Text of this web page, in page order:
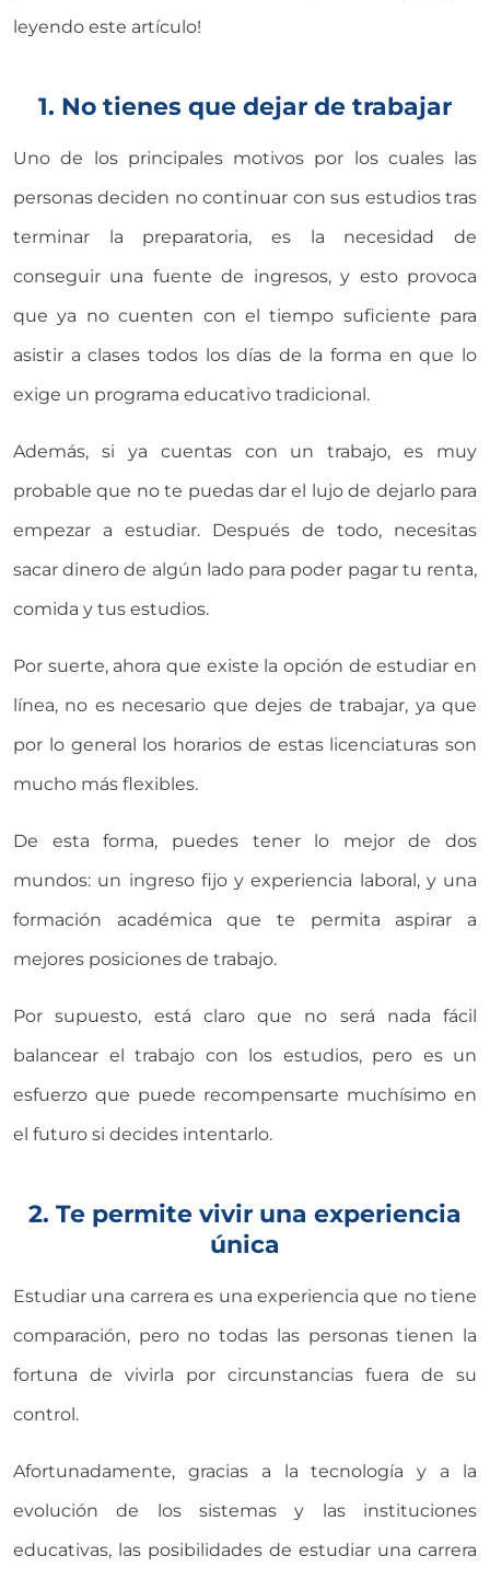
leyendo este artículo!
1. No tienes que dejar de trabajar
Uno de los principales motivos por los cuales las
personas deciden no continuar con sus estudios tras
terminar la preparatoria, es la necesidad de
conseguir una fuente de ingresos, y esto provoca
que ya no cuenten con el tiempo suficiente para
asistir a clases todos los días de la forma en que lo
exige un programa educativo tradicional.
Además, si ya cuentas con un trabajo, es muy
probable que no te puedas dar el lujo de dejarlo para
empezar a estudiar. Después de todo, necesitas
sacar dinero de algún lado para poder pagar tu renta,
comida y tus estudios.
Por suerte, ahora que existe la opción de estudiar en
línea, no es necesario que dejes de trabajar, ya que
por lo general los horarios de estas licenciaturas son
mucho más flexibles.
De esta forma, puedes tener lo mejor de dos
mundos: un ingreso fijo y experiencia laboral, y una
formación académica que te permita aspirar a
mejores posiciones de trabajo.
Por supuesto, está claro que no será nada fácil
balancear el trabajo con los estudios, pero es un
esfuerzo que puede recompensarte muchísimo en
el futuro si decides intentarlo.
2. Te permite vivir una experiencia
única
Estudiar una carrera es una experiencia que no tiene
comparación, pero no todas las personas tienen la
fortuna de vivirla por circunstancias fuera de su
control.
Afortunadamente, gracias a la tecnología y a la
evolución de los sistemas y las instituciones
educativas, las posibilidades de estudiar una carrera